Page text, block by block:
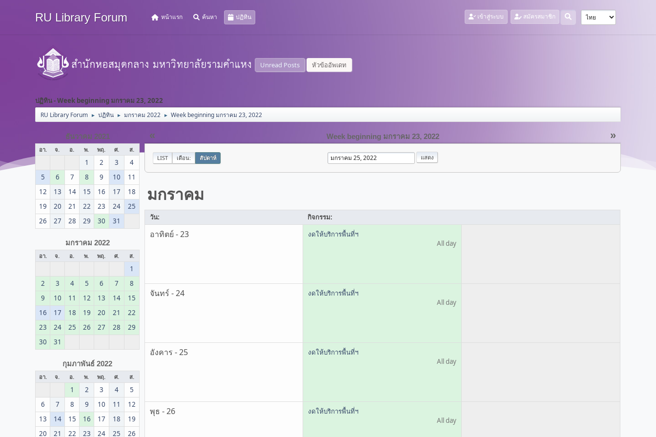
RU Library Forum หน้าแรก ค้นหา ปฏิทิน เข้าสู่ระบบ สมัครสมาชิก
Unread Posts หัวข้ออัพเดท
ปฏิทิน - Week beginning มกราคม 23, 2022
RU Library Forum ► ปฏิทิน ► มกราคม 2022 ► Week beginning มกราคม 23, 2022
ธันวาคม 2021
อา. จ. อ. พ. พฤ. ศ. ส.
1 2 3
4
5
6 7 8 9 10
11
12
13 14 15 16 17
18
19
20 21 22 23 24
25
26
27 28 29 30 31
มกราคม 2022
อา. จ. อ. พ. พฤ. ศ. ส.
1
2
3 4 5 6 7
8
9
10 11 12 13 14
15
16
17 18 19 20 21
22
23
24 25 26 27 28
29
30
31
กุมภาพันธ์ 2022
อา. จ. อ. พ. พฤ. ศ. ส.
1 2 3 4
5
6
7 8 9 10 11
12
13
14 15 16 17 18
19
20
21 22 23 24 25
26
« »
Week beginning มกราคม 23, 2022
LIST เดือน: สัปดาห์
มกราคม
วัน: กิจกรรม:
อาทิตย์ - 23
งดให้บริการพื้นที่ฯ
All day
จันทร์ - 24
งดให้บริการพื้นที่ฯ
All day
อังคาร - 25
งดให้บริการพื้นที่ฯ
All day
พุธ - 26
งดให้บริการพื้นที่ฯ
All day